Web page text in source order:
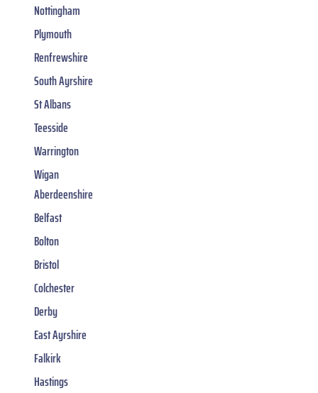
Nottingham
Plymouth
Renfrewshire
South Ayrshire
St Albans
Teesside
Warrington
Wigan
Aberdeenshire
Belfast
Bolton
Bristol
Colchester
Derby
East Ayrshire
Falkirk
Hastings